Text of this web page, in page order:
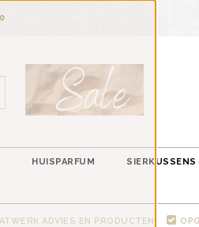
HUISPARFUM SIERKUSSENS
ADVIES EN PRODUCTEN